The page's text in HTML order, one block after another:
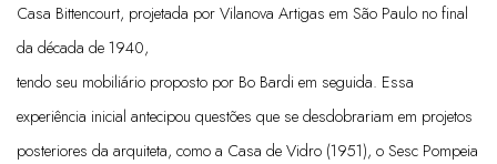
Casa Bittencourt, projetada por Vilanova Artigas em São Paulo no final
da década de 1940,
tendo seu mobiliário proposto por Bo Bardi em seguida. Essa
experiência inicial antecipou questões que se desdobrariam em projetos
posteriores da arquiteta, como a Casa de Vidro (1951), o Sesc Pompeia